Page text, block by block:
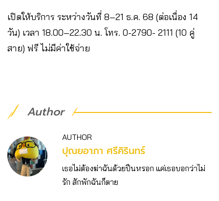
เปิดให้บริการ ระหว่างวันที่ 8–21 ธ.ค. 68 (ต่อเนื่อง 14
วัน) เวลา 18.00–22.30 น. โทร. 0-2790- 2111 (10 คู่
สาย) ฟรี ไม่มีค่าใช้จ่าย
Author
AUTHOR
ปุณยอาภา ศรีคิรินทร์
เธอไม่ต้องฆ่าฉันด้วยปืนหรอก แค่เธอบอกว่าไม่
รัก สักพักฉันก็ตาย